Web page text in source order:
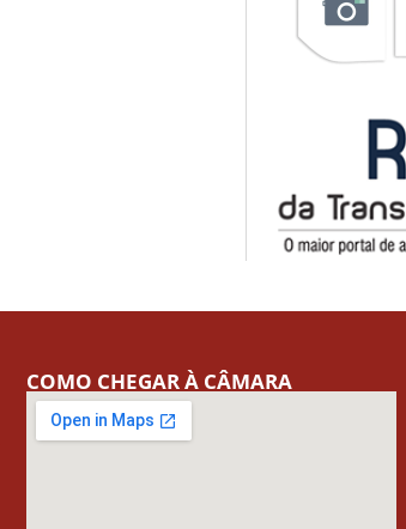
COMO CHEGAR À CÂMARA